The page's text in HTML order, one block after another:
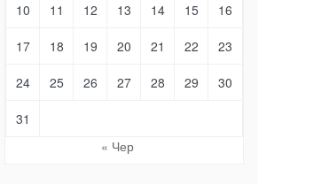
10 11 12 13 14 15 16
17 18 19 20 21 22 23
24 25 26 27 28 29 30
31
« Чер